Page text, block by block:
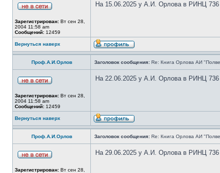
Зарегистрирован: Вт сен 28,
2004 11:58 am
Сообщений: 12459
На 15.06.2025 у А.И. Орлова в РИНЦ 736
Вернуться наверх
Проф.А.И.Орлов Заголовок сообщения: Re: Книга Орлова АИ
Зарегистрирован: Вт сен 28,
2004 11:58 am
Сообщений: 12459
На 22.06.2025 у А.И. Орлова в РИНЦ 736
Вернуться наверх
Проф.А.И.Орлов Заголовок сообщения: Re: Книга Орлова АИ
Зарегистрирован: Вт сен 28,
На 29.06.2025 у А.И. Орлова в РИНЦ 736